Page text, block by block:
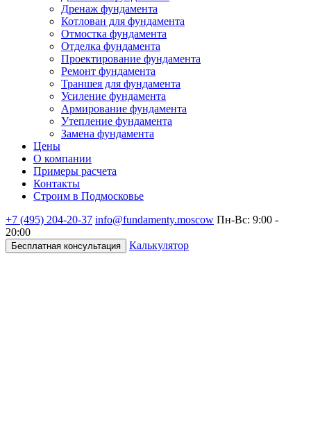
Дренаж фундамента
Котлован для фундамента
Отмостка фундамента
Отделка фундамента
Проектирование фундамента
Ремонт фундамента
Траншея для фундамента
Усиление фундамента
Армирование фундамента
Утепление фундамента
Замена фундамента
Цены
О компании
Примеры расчета
Контакты
Строим в Подмосковье
+7 (495) 204-20-37 info@fundamenty.moscow Пн-Вс: 9:00 -
20:00
Бесплатная консультация Калькулятор